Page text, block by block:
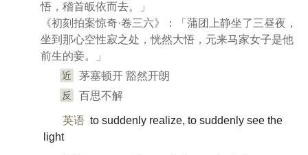
悟，稽首皈依而去。」
《初刻拍案惊奇·卷三六》：「蒲团上静坐了三昼夜，
坐到那心空性寂之处，恍然大悟，元来马家女子是他
前生的妾。」
近 茅塞顿开 豁然开朗
反 百思不解
英语 to suddenly realize, to suddenly see the
light